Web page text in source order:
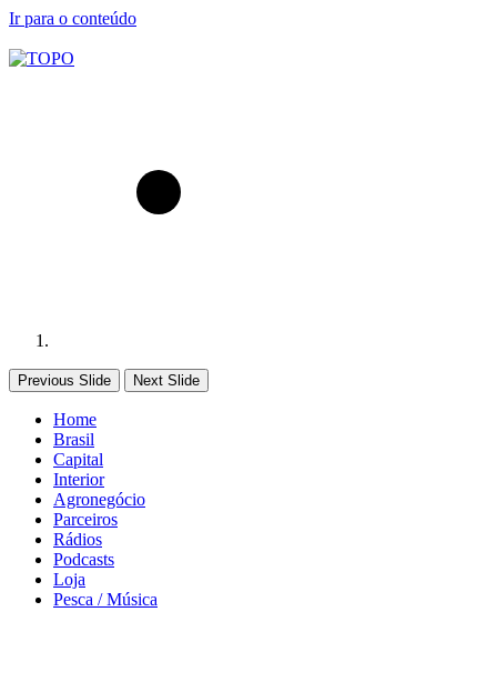
Ir para o conteúdo
Previous Slide Next Slide
Home
Brasil
Capital
Interior
Agronegócio
Parceiros
Rádios
Podcasts
Loja
Pesca / Música